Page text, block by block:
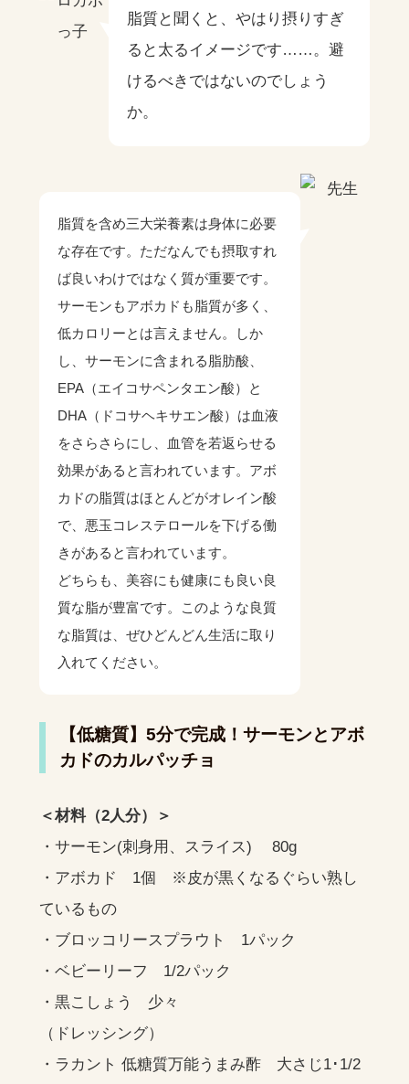
脂質と聞くと、やはり摂りすぎ
ると太るイメージです……。避
けるべきではないのでしょう
か。
脂質を含め三大栄養素は身体に必要
な存在です。ただなんでも摂取すれ
ば良いわけではなく質が重要です。
サーモンもアボカドも脂質が多く、
低カロリーとは言えません。しか
し、サーモンに含まれる脂肪酸、
EPA（エイコサペンタエン酸）と
DHA（ドコサヘキサエン酸）は血液
をさらさらにし、血管を若返らせる
効果があると言われています。アボ
カドの脂質はほとんどがオレイン酸
で、悪玉コレステロールを下げる働
きがあると言われています。
どちらも、美容にも健康にも良い良
質な脂が豊富です。このような良質
な脂質は、ぜひどんどん生活に取り
入れてください。
【低糖質】5分で完成！サーモンとアボ
カドのカルパッチョ
＜材料（2人分）＞
・サーモン(刺身用、スライス) 80g
・アボカド 1個 ※皮が黒くなるぐらい熟し
ているもの
・ブロッコリースプラウト 1パック
・ベビーリーフ 1/2パック
・黒こしょう 少々
（ドレッシング）
・ラカント 低糖質万能うまみ酢 大さじ1･1/2